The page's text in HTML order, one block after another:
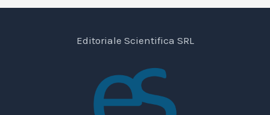
Editoriale Scientifica SRL